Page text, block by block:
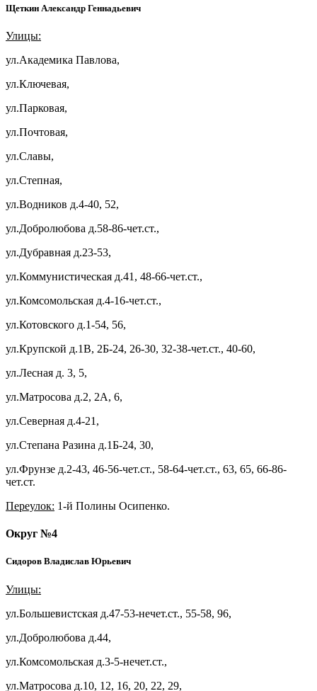
Щеткин Александр Геннадьевич
Улицы:
ул.Академика Павлова,
ул.Ключевая,
ул.Парковая,
ул.Почтовая,
ул.Славы,
ул.Степная,
ул.Водников д.4-40, 52,
ул.Добролюбова д.58-86-чет.ст.,
ул.Дубравная д.23-53,
ул.Коммунистическая д.41, 48-66-чет.ст.,
ул.Комсомольская д.4-16-чет.ст.,
ул.Котовского д.1-54, 56,
ул.Крупской д.1В, 2Б-24, 26-30, 32-38-чет.ст., 40-60,
ул.Лесная д. 3, 5,
ул.Матросова д.2, 2А, 6,
ул.Северная д.4-21,
ул.Степана Разина д.1Б-24, 30,
ул.Фрунзе д.2-43, 46-56-чет.ст., 58-64-чет.ст., 63, 65, 66-86-
чет.ст.
Переулок: 1-й Полины Осипенко.
Округ №4
Сидоров Владислав Юрьевич
Улицы:
ул.Большевистская д.47-53-нечет.ст., 55-58, 96,
ул.Добролюбова д.44,
ул.Комсомольская д.3-5-нечет.ст.,
ул.Матросова д.10, 12, 16, 20, 22, 29,